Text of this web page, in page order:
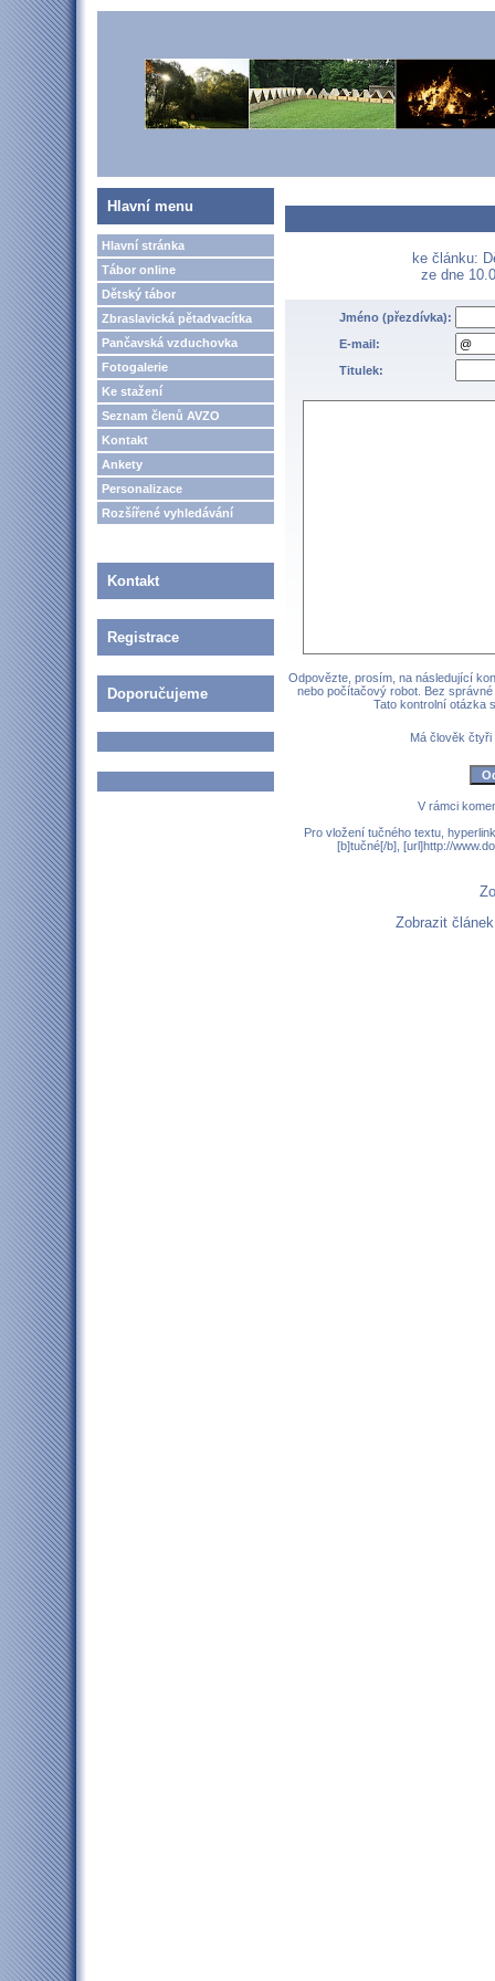
Hlavní menu
Hlavní stránka
Tábor online
Dětský tábor
Zbraslavická pětadvacítka
Pančavská vzduchovka
Fotogalerie
Ke stažení
Seznam členů AVZO
Kontakt
Ankety
Personalizace
Rozšířené vyhledávání
Kontakt
Registrace
Doporučujeme
ke článku:
ze dne
Jméno (přezdívka):
E-mail:
Titulek:
Odpovězte, prosím, na následující
nebo počítačový robot. Bez
Tato kontrolní otázka
Má člověk
V rámci
Pro vložení tučného textu,
[b]tučné[/b], [url]http://
Zobrazit